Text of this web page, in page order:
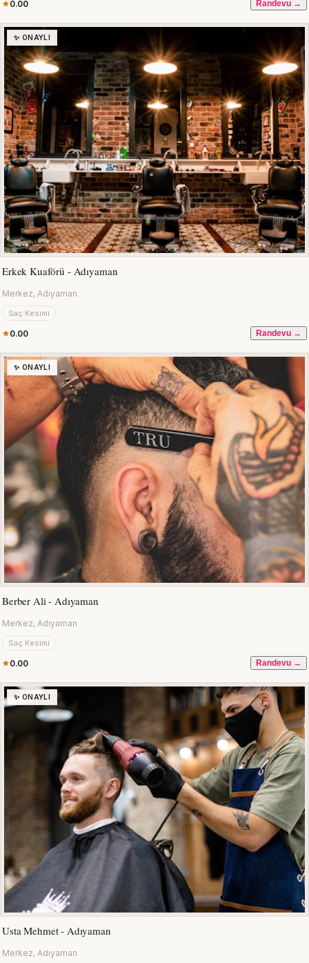
0.00 Randevu →
✨ ONAYLI
Erkek Kuaförü - Adıyaman
Merkez, Adıyaman
Saç Kesimi
0.00 Randevu →
✨ ONAYLI
Berber Ali - Adıyaman
Merkez, Adıyaman
Saç Kesimi
0.00 Randevu →
✨ ONAYLI
Usta Mehmet - Adıyaman
Merkez, Adıyaman